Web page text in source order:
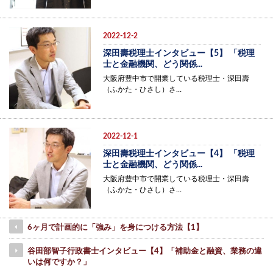
2022-12-2
深田壽税理士インタビュー【5】 「税理
士と金融機関、どう関係...
大阪府豊中市で開業している税理士・深田壽
（ふかた・ひさし）さ…
2022-12-1
深田壽税理士インタビュー【4】 「税理
士と金融機関、どう関係...
大阪府豊中市で開業している税理士・深田壽
（ふかた・ひさし）さ…
6ヶ月で計画的に「強み」を身につける方法【1】
谷田部智子行政書士インタビュー【4】「補助金と融資、業務の違
いは何ですか？」